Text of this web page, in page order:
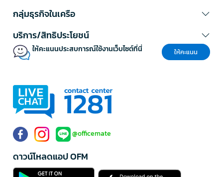
กลุ่มธุรกิจในเครือ
บริการ/สิทธิประโยชน์
ให้คะแนนประสบการณ์ใช้งานเว็บไซต์ที่นี่ ให้คะแนน
@officemate
ดาวน์โหลดแอป OFM